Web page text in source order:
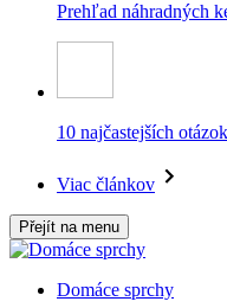
Prehľad náhradných
10 najčastejších
Viac článkov
Přejít na menu
Domáce sprchy